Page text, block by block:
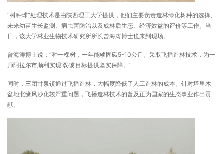
“树种球”处理技术是由陕西理工大学提供，他们主要负责造林绿化树种的选择、
未来幼苗生长监测、病虫害防治以及成林后生态、经济效益的评价等工作。当
日，该大学林业生物技术研究所所长曾海涛博士也来到现场。
曾海涛博士说：“种一棵树，一年能够固碳5-10公斤。采取飞播造林技术，为一
师阿拉尔市顺利实现‘双碳’目标提供坚实保障。”
同时，三团甘泉镇通过飞播造林，大幅度降低了人工造林的成本。针对塔里木
盆地北缘风沙化较严重问题，飞播造林技术的普及正为国家的生态事业作出贡
献。